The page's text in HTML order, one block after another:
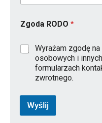
Zgoda RODO *
Wyrażam zgodę
osobowych i
formularzach
zwrotnego.
Wyślij